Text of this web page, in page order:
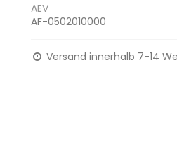
AEV
AF-0502010000
Versand innerhalb 7-14